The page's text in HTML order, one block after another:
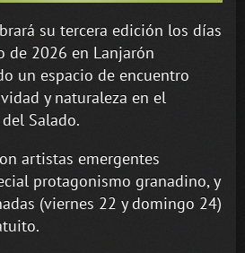
su tercera edición los días
de 2026 en Lanjarón
un espacio de encuentro
y naturaleza en el
Salado.
artistas emergentes
protagonismo granadino, y
(viernes 22 y domingo 24)